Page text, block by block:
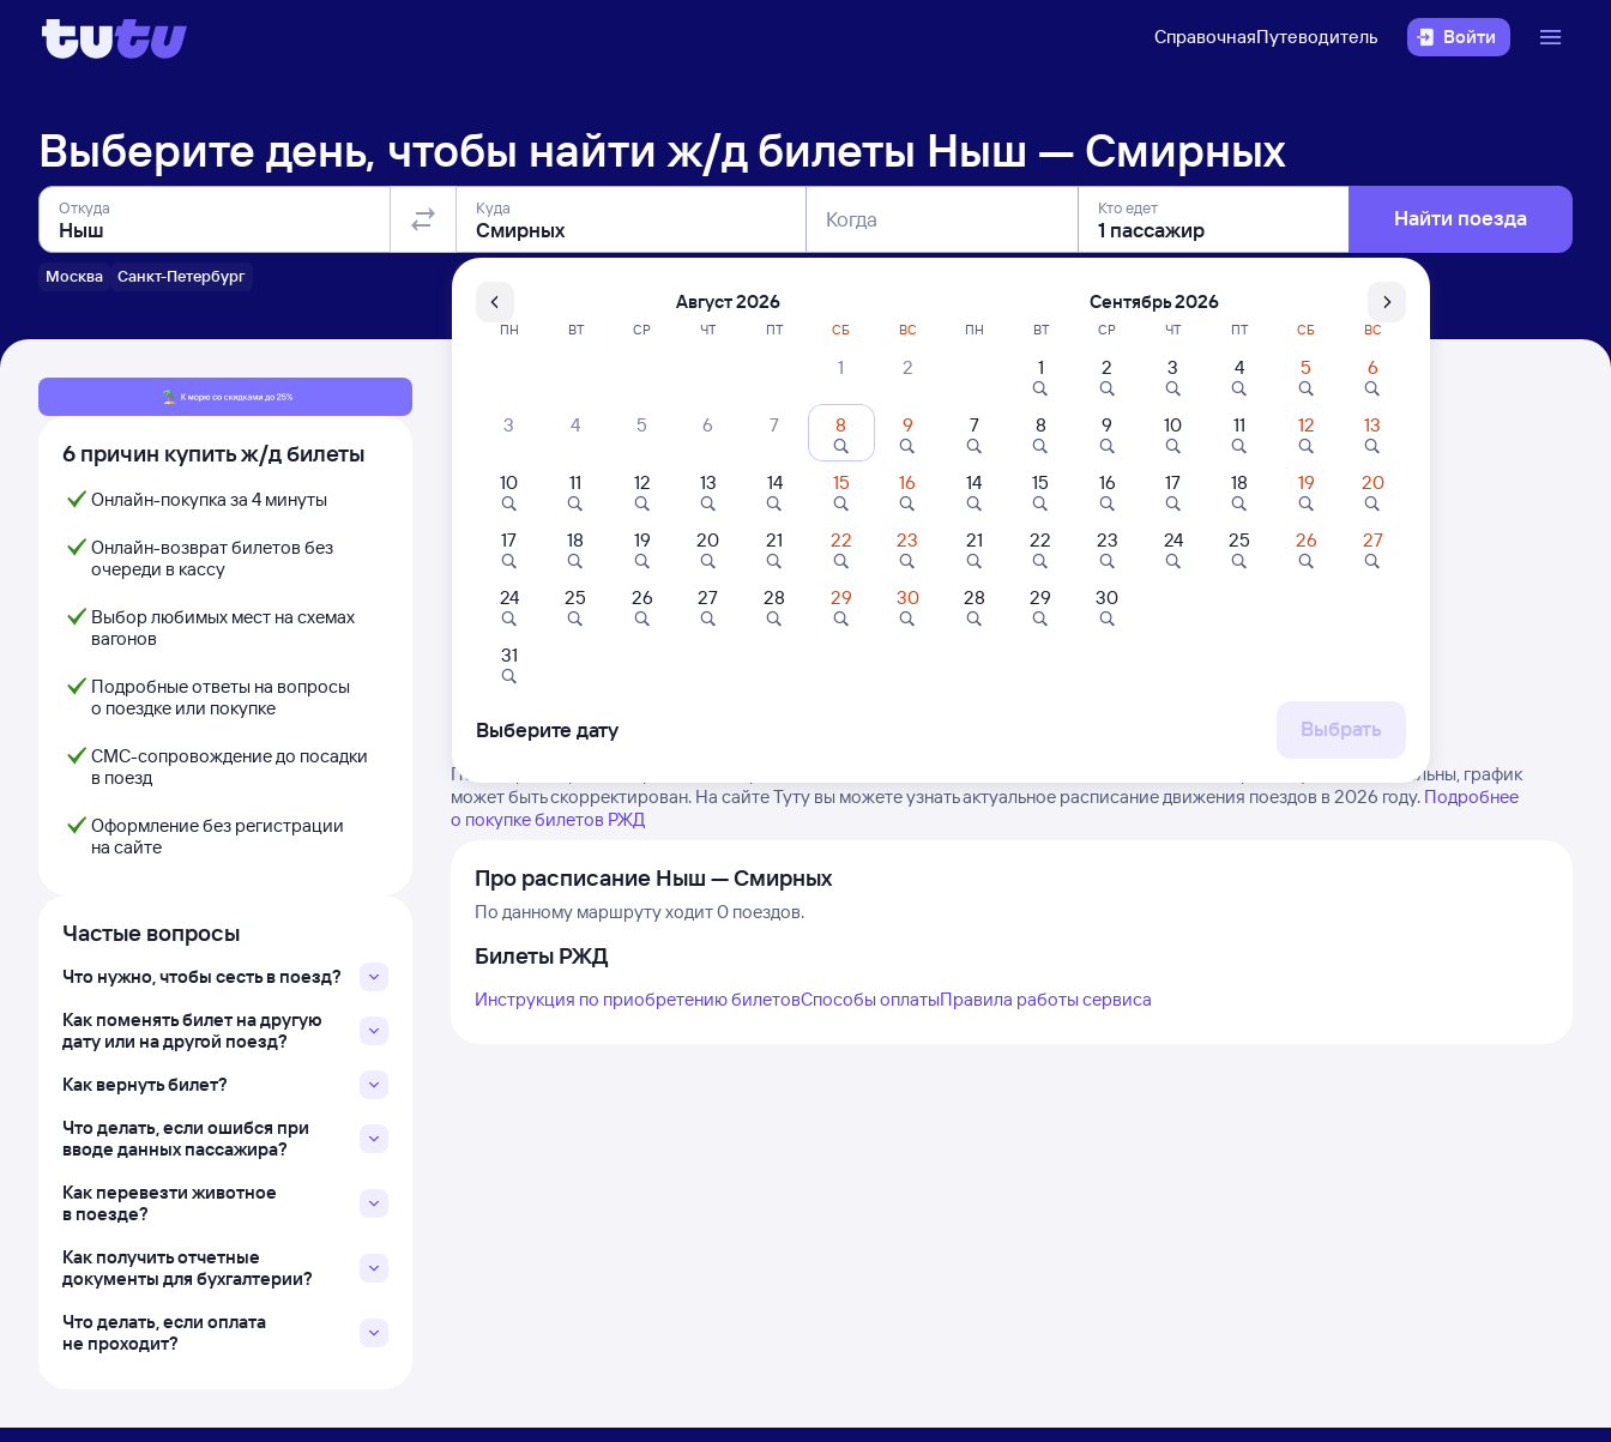
СправочнаяПутеводитель Войти
Выберите день, чтобы найти ж/д билеты Ныш — Смирных
Откуда
Москва Санкт-Петербург
Куда Когда Кто едет Найти поезда
6 причин купить ж/д билеты
Онлайн-покупка за 4 минуты
Онлайн-возврат билетов без
очереди в кассу
Выбор любимых мест на схемах
вагонов
Подробные ответы на вопросы
о поездке или покупке
СМС-сопровождение до посадки
в поезд
Оформление без регистрации
на сайте
Частые вопросы
Что нужно, чтобы сесть в поезд?
Как поменять билет на другую
дату или на другой поезд?
Как вернуть билет?
Что делать, если ошибся при
вводе данных пассажира?
Как перевезти животное
в поезде?
Как получить отчетные
документы для бухгалтерии?
Что делать, если оплата
не проходит?
Расписание поездов Ныш — Смирных
Нет рейсов по этому маршруту
Посмотрите время отправления и прибытия поездов дальнего следования РЖД из Ныша в Смирных. Будьте внимательны, график
может быть скорректирован. На сайте Туту вы можете узнать актуальное расписание движения поездов в 2026 году. Подробнее
о покупке билетов РЖД
Про расписание Ныш — Смирных
По данному маршруту ходит 0 поездов.
Билеты РЖД
Инструкция по приобретению билетовСпособы оплатыПравила работы сервиса
Август 2026
ПН ВТ СР ЧТ ПТ СБ ВС
1 2
3 4 5 6 7 8 9
10 11 12 13 14 15 16
17 18 19 20 21 22 23
24 25 26 27 28 29 30
31
Сентябрь 2026
ПН ВТ СР ЧТ ПТ СБ ВС
1 2 3 4 5 6
7 8 9 10 11 12 13
14 15 16 17 18 19 20
21 22 23 24 25 26 27
28 29 30
Выберите дату Выбрать